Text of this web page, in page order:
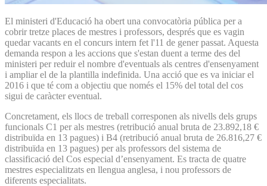
El ministeri d'Educació ha obert una convocatòria pública per a
cobrir tretze places de mestres i professors, després que es vagin
quedar vacants en el concurs intern fet l'11 de gener passat. Aquesta
demanda respon a les accions que s'estan duent a terme des del
ministeri per reduir el nombre d'eventuals als centres d'ensenyament
i ampliar el de la plantilla indefinida. Una acció que es va iniciar el
2016 i que té com a objectiu que només el 15% del total del cos
sigui de caràcter eventual.
Concretament, els llocs de treball corresponen als nivells dels grups
funcionals C1 per als mestres (retribució anual bruta de 23.892,18 €
distribuïda en 13 pagues) i B4 (retribució anual bruta de 26.816,27 €
distribuïda en 13 pagues) per als professors del sistema de
classificació del Cos especial d’ensenyament. Es tracta de quatre
mestres especialitzats en llengua anglesa, i nou professors de
diferents especialitats.